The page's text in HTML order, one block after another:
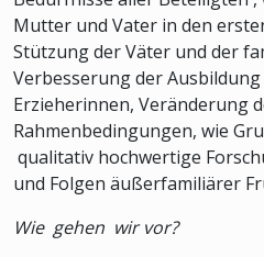
Mutter und Vater in den
Stützung der Väter und der
Verbesserung der
Erzieherinnen, Veränderung
Rahmenbedingungen, wie
qualitativ hochwertige
und Folgen äußerfamiliärer
Wie gehen wir vor?